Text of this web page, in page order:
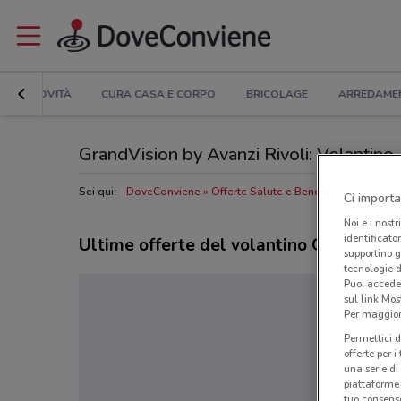
NOVITÀ CURA CASA E CORPO BRICOLAGE
GrandVision by Avanzi Rivoli:
Sei qui: DoveConviene Offerte Salute e Benessere a Rivoli
Ultime offerte del volantino
Ci
Noi e i nostri
supportino
tecnologie
Puoi
sul link
Per
Permettici
offerte per
una serie
piattaforme